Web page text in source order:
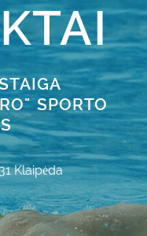
SPORTO
Klaipėda